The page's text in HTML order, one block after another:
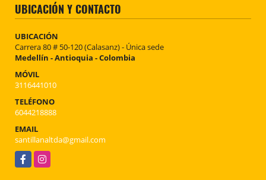
UBICACIÓN Y CONTACTO
UBICACIÓN
Carrera 80 # 50-120 (Calasanz) - Única sede
Medellín - Antioquia - Colombia
MÓVIL
3116441010
TELÉFONO
6044218888
EMAIL
santillanaltda@gmail.com
FacebookInstagram